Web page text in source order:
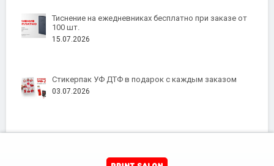
Тиснение на ежедневниках бесплатно при заказе от
100 шт.
15.07.2026
Стикерпак УФ ДТФ в подарок с каждым заказом
03.07.2026